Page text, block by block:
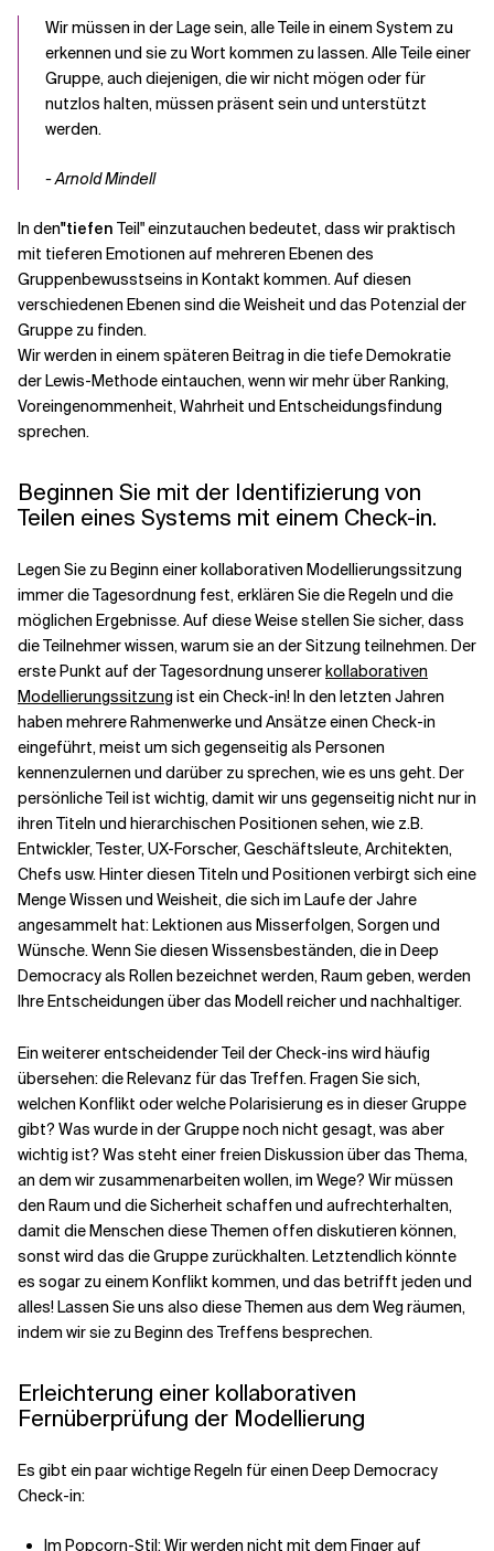
Wir müssen in der Lage sein, alle Teile in einem System zu
erkennen und sie zu Wort kommen zu lassen. Alle Teile einer
Gruppe, auch diejenigen, die wir nicht mögen oder für
nutzlos halten, müssen präsent sein und unterstützt
werden.
- Arnold Mindell
In den"tiefen Teil" einzutauchen bedeutet, dass wir praktisch
mit tieferen Emotionen auf mehreren Ebenen des
Gruppenbewusstseins in Kontakt kommen. Auf diesen
verschiedenen Ebenen sind die Weisheit und das Potenzial der
Gruppe zu finden.
Wir werden in einem späteren Beitrag in die tiefe Demokratie
der Lewis-Methode eintauchen, wenn wir mehr über Ranking,
Voreingenommenheit, Wahrheit und Entscheidungsfindung
sprechen.
Beginnen Sie mit der Identifizierung von
Teilen eines Systems mit einem Check-in.
Legen Sie zu Beginn einer kollaborativen Modellierungssitzung
immer die Tagesordnung fest, erklären Sie die Regeln und die
möglichen Ergebnisse. Auf diese Weise stellen Sie sicher, dass
die Teilnehmer wissen, warum sie an der Sitzung teilnehmen. Der
erste Punkt auf der Tagesordnung unsererkollaborativen
Modellierungssitzung ist ein Check-in! In den letzten Jahren
haben mehrere Rahmenwerke und Ansätze einen Check-in
eingeführt, meist um sich gegenseitig als Personen
kennenzulernen und darüber zu sprechen, wie es uns geht. Der
persönliche Teil ist wichtig, damit wir uns gegenseitig nicht nur in
ihren Titeln und hierarchischen Positionen sehen, wie z.B.
Entwickler, Tester, UX-Forscher, Geschäftsleute, Architekten,
Chefs usw. Hinter diesen Titeln und Positionen verbirgt sich eine
Menge Wissen und Weisheit, die sich im Laufe der Jahre
angesammelt hat: Lektionen aus Misserfolgen, Sorgen und
Wünsche. Wenn Sie diesen Wissensbeständen, die in Deep
Democracy als Rollen bezeichnet werden, Raum geben, werden
Ihre Entscheidungen über das Modell reicher und nachhaltiger.
Ein weiterer entscheidender Teil der Check-ins wird häufig
übersehen: die Relevanz für das Treffen. Fragen Sie sich,
welchen Konflikt oder welche Polarisierung es in dieser Gruppe
gibt? Was wurde in der Gruppe noch nicht gesagt, was aber
wichtig ist? Was steht einer freien Diskussion über das Thema,
an dem wir zusammenarbeiten wollen, im Wege? Wir müssen
den Raum und die Sicherheit schaffen und aufrechterhalten,
damit die Menschen diese Themen offen diskutieren können,
sonst wird das die Gruppe zurückhalten. Letztendlich könnte
es sogar zu einem Konflikt kommen, und das betrifft jeden und
alles! Lassen Sie uns also diese Themen aus dem Weg räumen,
indem wir sie zu Beginn des Treffens besprechen.
Erleichterung einer kollaborativen
Fernüberprüfung der Modellierung
Es gibt ein paar wichtige Regeln für einen Deep Democracy
Check-in:
Im Popcorn-Stil: Wir werden nicht mit dem Finger auf